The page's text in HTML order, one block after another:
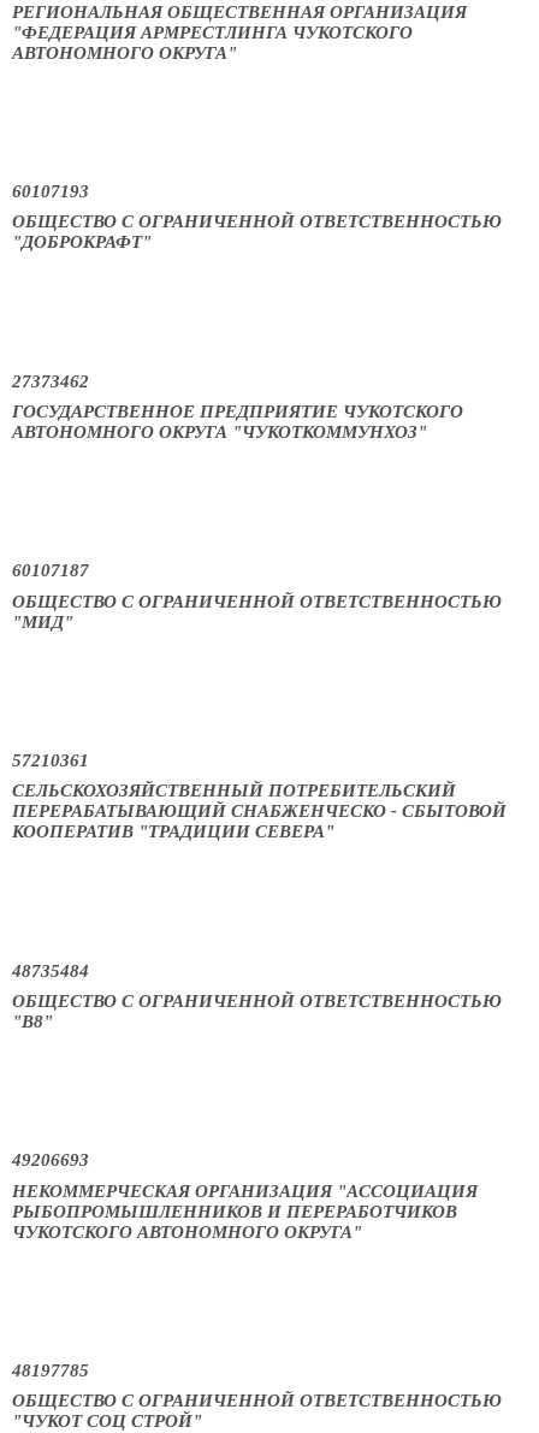
РЕГИОНАЛЬНАЯ ОБЩЕСТВЕННАЯ ОРГАНИЗАЦИЯ
"ФЕДЕРАЦИЯ АРМРЕСТЛИНГА ЧУКОТСКОГО
АВТОНОМНОГО ОКРУГА"
60107193
ОБЩЕСТВО С ОГРАНИЧЕННОЙ ОТВЕТСТВЕННОСТЬЮ
"ДОБРОКРАФТ"
27373462
ГОСУДАРСТВЕННОЕ ПРЕДПРИЯТИЕ ЧУКОТСКОГО
АВТОНОМНОГО ОКРУГА "ЧУКОТКОММУНХОЗ"
60107187
ОБЩЕСТВО С ОГРАНИЧЕННОЙ ОТВЕТСТВЕННОСТЬЮ
"МИД"
57210361
СЕЛЬСКОХОЗЯЙСТВЕННЫЙ ПОТРЕБИТЕЛЬСКИЙ
ПЕРЕРАБАТЫВАЮЩИЙ СНАБЖЕНЧЕСКО - СБЫТОВОЙ
КООПЕРАТИВ "ТРАДИЦИИ СЕВЕРА"
48735484
ОБЩЕСТВО С ОГРАНИЧЕННОЙ ОТВЕТСТВЕННОСТЬЮ
"В8"
49206693
НЕКОММЕРЧЕСКАЯ ОРГАНИЗАЦИЯ "АССОЦИАЦИЯ
РЫБОПРОМЫШЛЕННИКОВ И ПЕРЕРАБОТЧИКОВ
ЧУКОТСКОГО АВТОНОМНОГО ОКРУГА"
48197785
ОБЩЕСТВО С ОГРАНИЧЕННОЙ ОТВЕТСТВЕННОСТЬЮ
"ЧУКОТ СОЦ СТРОЙ"